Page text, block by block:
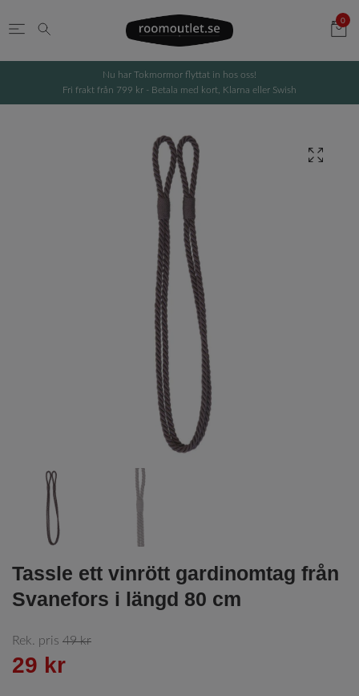
0
Nu har Tokmormor flyttat in hos oss!
Fri frakt från 799 kr - Betala med kort, Klarna eller Swish
Tassle ett vinrött gardinomtag från
Svanefors i längd 80 cm
Rek. pris 49 kr
29 kr